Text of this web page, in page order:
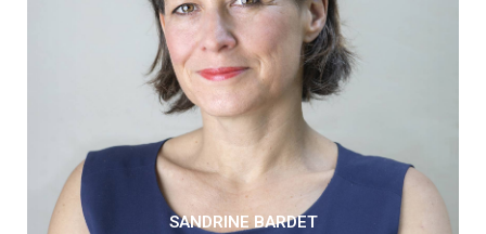
SANDRINE BARDET